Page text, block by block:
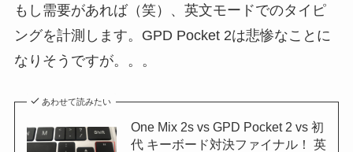
もし需要があれば（笑）、英文モードでのタイピ
ングを計測します。GPD Pocket 2は悲惨なことに
なりそうですが。。。
あわせて読みたい
One Mix 2s vs GPD Pocket 2 vs 初
代 キーボード対決ファイナル！ 英